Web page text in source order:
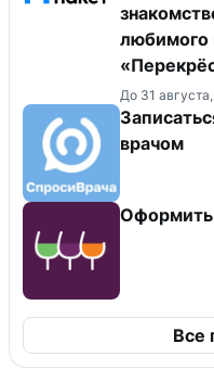
любимого
До 31
врачом
Оформить
Все